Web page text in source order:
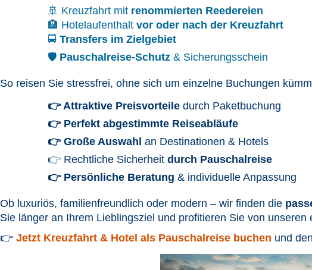
🚢 Kreuzfahrt mit renommierten Reedereien
🏨 Hotelaufenthalt vor oder nach der Kreuzfahrt
🚍 Transfers im Zielgebiet
🛡️ Pauschalreise-Schutz & Sicherungsschein
So reisen Sie stressfrei, ohne sich um einzelne Buchungen
👉 Attraktive Preisvorteile durch Paketbuchung
👉 Perfekt abgestimmte Reiseabläufe
👉 Große Auswahl an Destinationen & Hotels
👉 Rechtliche Sicherheit durch Pauschalreise
👉 Persönliche Beratung & individuelle Anpassung
Ob luxuriös, familienfreundlich oder modern – wir finden die
Sie länger an Ihrem Lieblingsziel und profitieren Sie von unseren
👉 Jetzt Kreuzfahrt & Hotel als Pauschalreise buchen und